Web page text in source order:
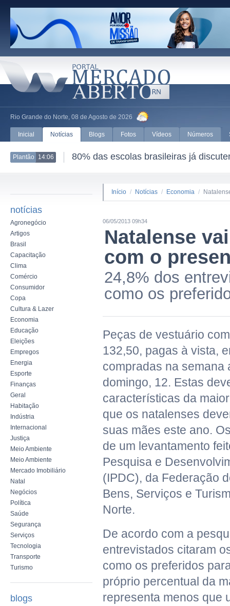
Rio Grande do Norte, 08 de Agosto de 2026
Inicial Notícias Blogs Fotos Vídeos Números
Plantão 14:06 80% das escolas brasileiras já
notícias
Agronegócio
Artigos
Brasil
Capacitação
Clima
Comércio
Consumidor
Copa
Cultura & Lazer
Economia
Educação
Eleições
Empregos
Energia
Esporte
Finanças
Geral
Habitação
Indústria
Internacional
Justiça
Meio Ambiente
Meio Ambiente
Mercado Imobiliário
Natal
Negócios
Política
Saúde
Segurança
Serviços
Tecnologia
Transporte
Turismo
blogs
Início / Notícias / Economia /
06/05/2013 09h34
Natalense
com o
24,8% dos
como os
Peças de vestuário
132,50, pagas à vista,
compradas na semana
domingo, 12. Estas
características da
que os natalenses
suas mães este ano.
de um levantamento
Pesquisa e
(IPDC), da Federação
Bens, Serviços e
Norte.
De acordo com a
entrevistados citaram
como os preferidos
próprio percentual da
representa menos que